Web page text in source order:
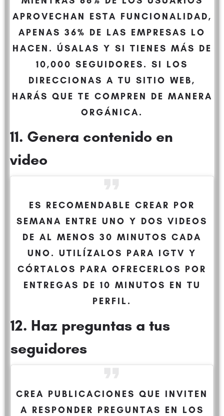
APROVECHAN ESTA FUNCIONALIDAD,
APENAS 36% DE LAS EMPRESAS LO
HACEN. ÚSALAS Y SI TIENES MÁS DE
10,000 SEGUIDORES. SI LOS
DIRECCIONAS A TU SITIO WEB,
HARÁS QUE TE COMPREN DE MANERA
ORGÁNICA.
11. Genera contenido en
video
ES RECOMENDABLE CREAR POR
SEMANA ENTRE UNO Y DOS VIDEOS
DE AL MENOS 30 MINUTOS CADA
UNO. UTILÍZALOS PARA IGTV Y
CÓRTALOS PARA OFRECERLOS POR
ENTREGAS DE 10 MINUTOS EN TU
PERFIL.
12. Haz preguntas a tus
seguidores
CREA PUBLICACIONES QUE INVITEN
A RESPONDER PREGUNTAS EN LOS